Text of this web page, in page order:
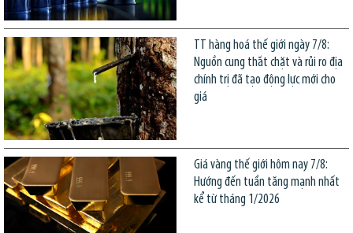
TT hàng hoá thế giới ngày 7/8:
Nguồn cung thắt chặt và rủi ro địa
chính trị đã tạo động lực mới cho
giá
Giá vàng thế giới hôm nay 7/8:
Hướng đến tuần tăng mạnh nhất
kể từ tháng 1/2026